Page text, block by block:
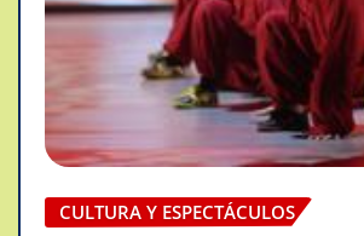
CULTURA Y ESPECTÁCULOS